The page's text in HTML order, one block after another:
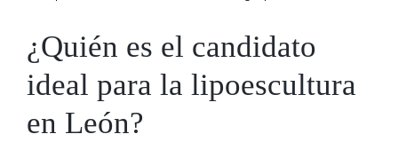
¿Quién es el candidato
ideal para la lipoescultura
en León?